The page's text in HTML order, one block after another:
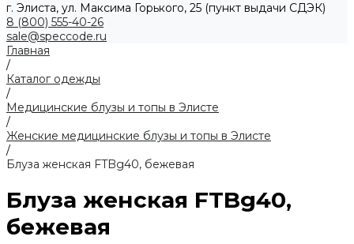
г. Элиста, ул. Максима Горького, 25 (пункт выдачи СДЭК)
8 (800) 555-40-26
sale@speccode.ru
Главная
/
Каталог одежды
/
Медицинские блузы и топы в Элисте
/
Женские медицинские блузы и топы в Элисте
/
Блуза женская FTBg40, бежевая
Блуза женская FTBg40,
бежевая